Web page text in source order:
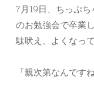
7月19日、ちっぷ
のお勉強会で卒業
駄吠え、よくなっ
「親次第なんです